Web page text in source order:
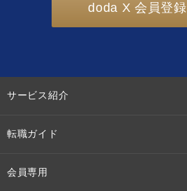
doda X 会員登録
サービス紹介
転職ガイド
会員専用